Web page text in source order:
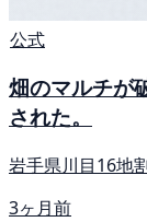
公式
畑のマルチが
された。
岩手県川目16地
3ヶ月前